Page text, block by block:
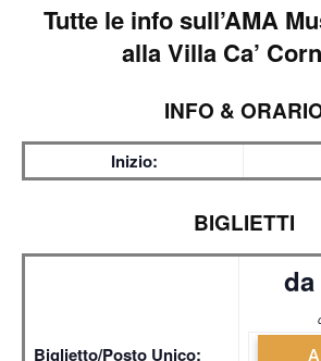
Tutte le info sull’AMA
alla Villa Ca’
INFO &
Inizio:
BIGLIETTI
Biglietto/Posto Unico:
da